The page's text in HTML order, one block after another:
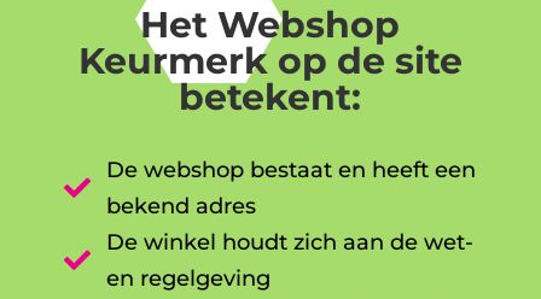
Het Webshop
Keurmerk op de site
betekent:

De webshop bestaat en heeft een
bekend adres

De winkel houdt zich aan de wet-
en regelgeving